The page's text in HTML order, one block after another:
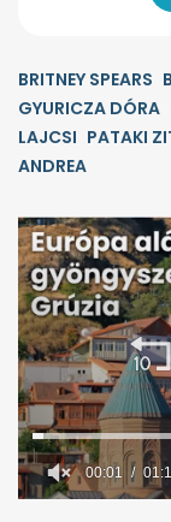
BRITNEY SPEARS
GYURICZA DÓRA
LAJCSI PATAKI
ANDREA
00:02